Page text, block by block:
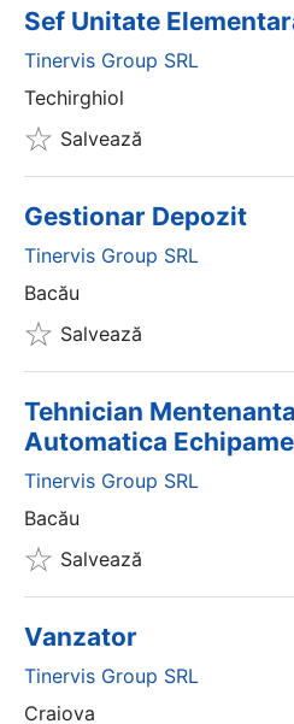
Sef Unitate
Tinervis Group SRL
Techirghiol
Salvează
Gestionar Depozit
Tinervis Group SRL
Bacău
Salvează
Tehnician
Automatica
Tinervis Group SRL
Bacău
Salvează
Vanzator
Tinervis Group SRL
Craiova